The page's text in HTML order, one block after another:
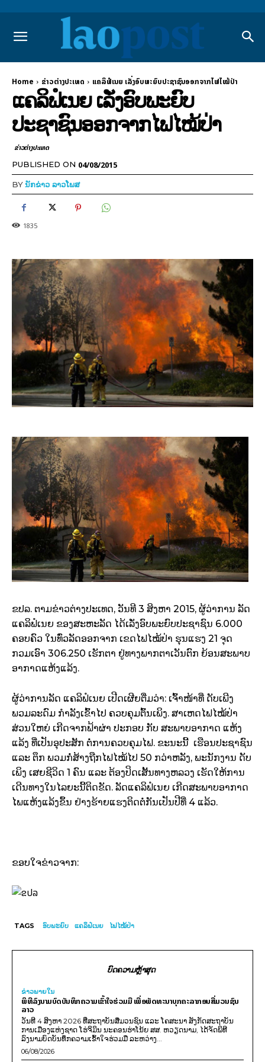
Home ຂ່າວຕ່າງປະເທດ ແຄລິຟໍເນຍ ເລັ່ງອົບພະຍົບປະຊາຊົນອອກຈາກໄຟໄໝ້ປ່າ
ແຄລິຟໍເນຍ ເລັ່ງອົບພະຍົບ
ປະຊາຊົນອອກຈາກໄຟໄໝ້ປ່າ
ຂ່າວຕ່າງປະເທດ
PUBLISHED ON 04/08/2015
BYນັກຂ່າວ ລາວໂພສ
1835
ຂປລ. ຕາມ​ຂ່າວ​ຕ່າງປະ​ເທດ, ວັນ​ທີ 3 ສິງຫາ 2015​, ຜູ້​ວ່າການ ​ລັດ
ແຄ​ລິ​ຟໍ​ເນຍ ຂອງ​ສະຫະລັດ ໄດ້​ເລັ່ງອົບ​ພະຍົບປະຊາຊົນ 6.000
ຄອບຄົວ ​ໃນທົ່ວ​ລັດອອກ​ຈາກ​ ເຂດ​ໄຟ​ໄໝ້​ປ່າ ຮຸນ​ແຮງ 21 ຈຸດ
ກວມ​ເອົາ 306.250 ​ເຮັກຕາ ຢູ່ທາງ​ພາກ​ຕາ​ເວັນ​ຕົກ ​ຍ້ອນ​ສະພາບ
ອາກາດ​ແຫ້ງ​ແລ້ງ​.
​ຜູ້​ວ່າການ​ລັດ ​ແຄ​ລິ​ຟໍ​ເນຍ ​ເປີດ​ເຜີຍ​ຕື່ມວ່າ: ​ເຈົ້າ​ໜ້າ​ທີ່ ດັບ​ເພີງ
ພວມ​ລະດົມ​ ກຳລັງ​ເຂົ້າ​ໄປ ຄວບ​ຄຸມຕົ້ນ​ເພິ​ງ. ສາ​ເຫດໄຟ​ໄໝ້​ປ່າ
ສ່ວນ​ໃຫຍ່ ​ເກີດ​ຈາກ​ຟ້າຜ່າ ປະກອບ​ ກັບ​ ສະພາບ​ອາກາດ ​ແຫ້ງ​
ແລ້ງ ທີ່​ເປັນ​ອຸປະສັກ ຕໍ່​ການ​ຄວບ​ຄຸມ​ໄຟ. ຂະນະ​ນີ້ ​​ເຮືອນ​ປະຊາຊົນ
​ແລະ ​ຕຶກ ພວມ​ກໍ່ສ້າງ​ຖືກ​ໄຟ​ໄໝ້​ໄປ 50 ກວ່າ​ຫລັງ, ພະນັກງານ ​ດັບ​
ເພິ​ງ ​ເສຍ​ຊີວິດ 1 ຄົນ ​ແລະ ​ຕ້ອງ​ປິດ​ເສັ້ນທາງ​ຫລວງ ​ເຮັດ​ໃຫ້ການ​
ເດີນທາງ​​ໃນ​ໄລຍະ​ນີ້​ຕິດ​ຂັດ. ລັດ​ແຄ​ລິ​ຟໍເນຍ ​ເກີດສະພາບ​ອາກາດ
ໄພ​ແຫ້ງ​ແລ້ງ​ຂຶ້ນ​ ຢ່າງ​ຮ້າຍ​ແຮງ​ຕິດ​ຕໍ່​ກັນ​ເປັນ​ປີ​ທີ່ 4 ​ແລ້ວ.
ຂອບໃຈຂ່າວຈາກ:
TAGS ອົບພະຍົບ ແຄລິຟໍເນຍ ໄຟໄໝ້ປ່າ
ບົດຄວາມຫຼ້າສຸດ
ຂ່າວພາຍ​ໃນ
ພິທີລົງນາມບົດບັນທຶກຄວາມເຂົ້າໃຈຮ່ວມມື ເພື່ອພັດທະນາບຸກຄະລາກອນສື່ມວນຊົນ
ລາວ
ວັນທີ 4 ສິງຫາ 2026 ທີ່ສະຖາບັນສື່ມວນຊົນ ແລະ ໂຄສະນາ ສັງກັດສະຖາບັນ
ການເມືອງແຫ່ງຊາດ ໂຮ່ຈິມິນ ນະຄອນຮ່າໂນ້ຍ ສສ. ຫວຽດນາມ, ໄດ້ຈັດພິທີ
ລົງນາມບົດບັນທຶກຄວາມເຂົ້າໃຈຮ່ວມມື ລະຫວ່າງ...
06/08/2026